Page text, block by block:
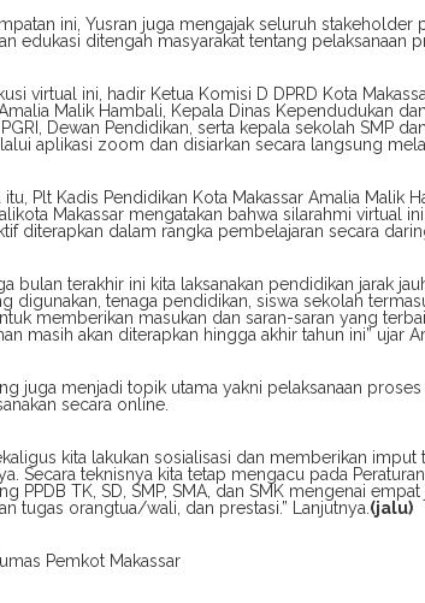
ini, Yusran juga mengajak seluruh
edukasi ditengah masyarakat tentang pelaksanaan
virtual ini, hadir Ketua Komisi D DPRD Kota
Malik Hambali, Kepala Dinas Kependudukan
PGRI, Dewan Pendidikan, serta kepala sekolah SMP
aplikasi zoom dan disiarkan secara langsung
itu, Plt Kadis Pendidikan Kota Makassar Amalia Malik
Makassar mengatakan bahwa silarahmi virtual
diterapkan dalam rangka pembelajaran secara
bulan terakhir ini kita laksanakan pendidikan jarak
digunakan, tenaga pendidikan, siswa sekolah
memberikan masukan dan saran-saran yang
masih akan diterapkan hingga akhir tahun ini” ujar
juga menjadi topik utama yakni pelaksanaan
secara online.
kita lakukan sosialisasi dan memberikan
Secara teknisnya kita tetap mengacu pada
PPDB TK, SD, SMP, SMA, dan SMK mengenai
tugas orangtua/wali, dan prestasi.” Lanjutnya. (jalu)
Pemkot Makassar